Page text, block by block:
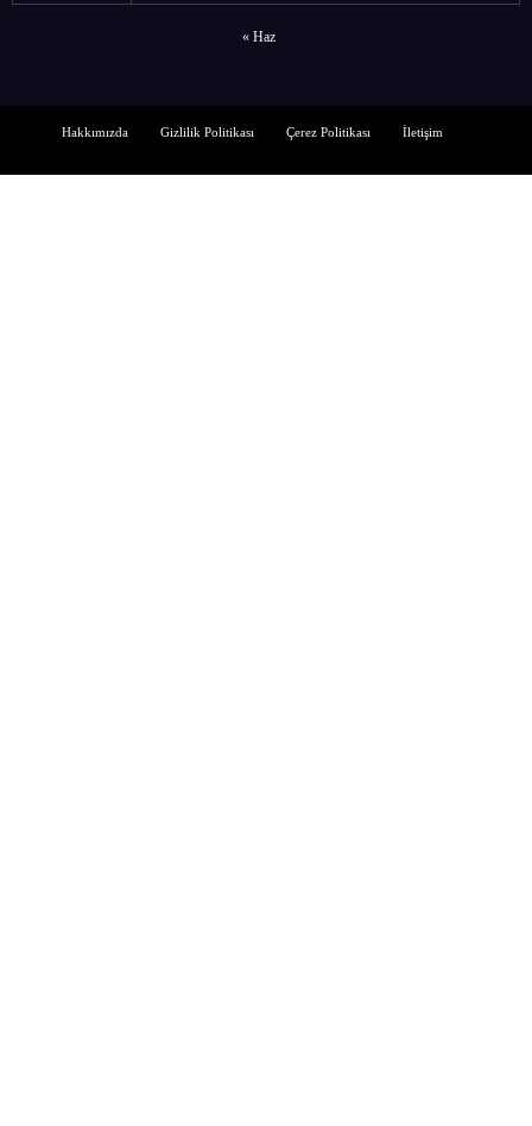
« Haz
Hakkımızda Gizlilik Politikası Çerez Politikası İletişim